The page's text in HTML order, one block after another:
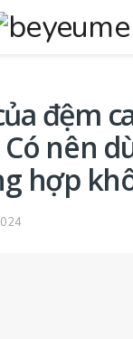
đệm
nên
hợp